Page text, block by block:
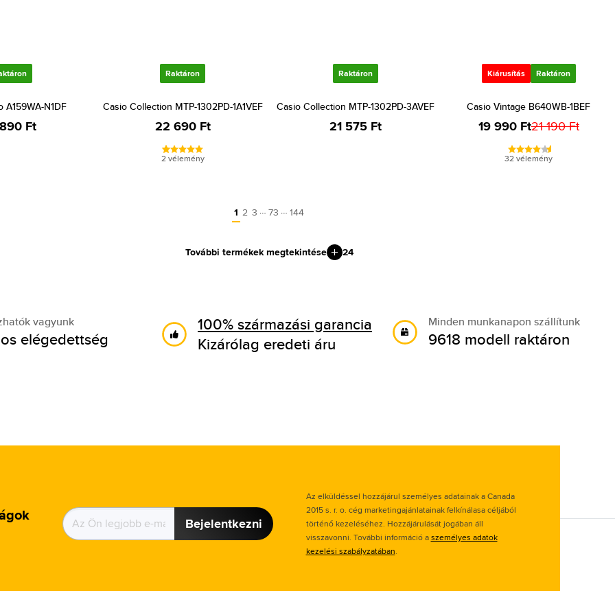
A159WA-N1DF
Ft
Raktáron
Casio Collection MTP-1302PD-1A1VEF
22 690 Ft
2 vélemény
Raktáron
Casio Collection MTP-1302PD-3AVEF
21 575 Ft
Kiárusítás Raktáron
Casio Vintage B640WB-1BEF
19 990 Ft21 190 Ft
32 vélemény
1 2 3 … 73 … 144
További termékek megtekintése 24
vagyunk
elégedettség
100% származási garancia
Kizárólag eredeti áru
Minden munkanapon szállítunk
9618 modell raktáron
Bejelentkezni
Az elküldéssel hozzájárul személyes adatainak a Canada
2015 s. r. o. cég marketingajánlatainak felkínálasa céljából
történő kezeléséhez. Hozzájárulását jogában áll
visszavonni. További információ aszemélyes adatok
kezelési szabályzatában.